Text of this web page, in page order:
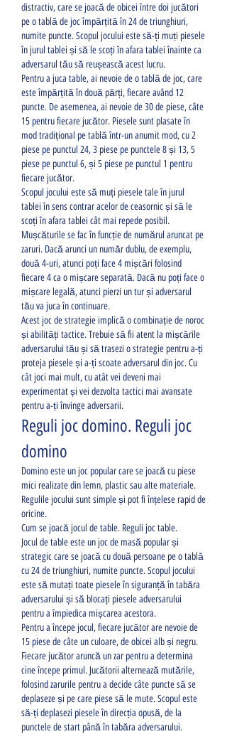
distractiv, care se joacă de obicei între doi jucători
pe o tablă de joc împărțită în 24 de triunghiuri,
numite puncte. Scopul jocului este să-ți muți piesele
în jurul tablei și să le scoți în afara tablei înainte ca
adversarul tău să reușească acest lucru.
Pentru a juca table, ai nevoie de o tablă de joc, care
este împărțită în două părți, fiecare având 12
puncte. De asemenea, ai nevoie de 30 de piese, câte
15 pentru fiecare jucător. Piesele sunt plasate în
mod tradițional pe tablă într-un anumit mod, cu 2
piese pe punctul 24, 3 piese pe punctele 8 și 13, 5
piese pe punctul 6, și 5 piese pe punctul 1 pentru
fiecare jucător.
Scopul jocului este să muți piesele tale în jurul
tablei în sens contrar acelor de ceasornic și să le
scoți în afara tablei cât mai repede posibil.
Mușcăturile se fac în funcție de numărul aruncat pe
zaruri. Dacă arunci un număr dublu, de exemplu,
două 4-uri, atunci poți face 4 mișcări folosind
fiecare 4 ca o mișcare separată. Dacă nu poți face o
mișcare legală, atunci pierzi un tur și adversarul
tău va juca în continuare.
Acest joc de strategie implică o combinație de noroc
și abilități tactice. Trebuie să fii atent la mișcările
adversarului tău și să trasezi o strategie pentru a-ți
proteja piesele și a-ți scoate adversarul din joc. Cu
cât joci mai mult, cu atât vei deveni mai
experimentat și vei dezvolta tactici mai avansate
pentru a-ți învinge adversarii.
Reguli joc domino. Reguli joc
domino
Domino este un joc popular care se joacă cu piese
mici realizate din lemn, plastic sau alte materiale.
Regulile jocului sunt simple și pot fi înțelese rapid de
oricine.
Cum se joacă jocul de table. Reguli joc table.
Jocul de table este un joc de masă popular și
strategic care se joacă cu două persoane pe o tablă
cu 24 de triunghiuri, numite puncte. Scopul jocului
este să mutați toate piesele în siguranță în tabăra
adversarului și să blocați piesele adversarului
pentru a împiedica mișcarea acestora.
Pentru a începe jocul, fiecare jucător are nevoie de
15 piese de câte un culoare, de obicei alb și negru.
Fiecare jucător aruncă un zar pentru a determina
cine începe primul. Jucătorii alternează mutările,
folosind zarurile pentru a decide câte puncte să se
deplaseze și pe care piese să le mute. Scopul este
să-ți deplasezi piesele în direcția opusă, de la
punctele de start până în tabăra adversarului.